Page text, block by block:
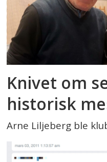
Knivet om
historisk
Arne Liljeberg ble